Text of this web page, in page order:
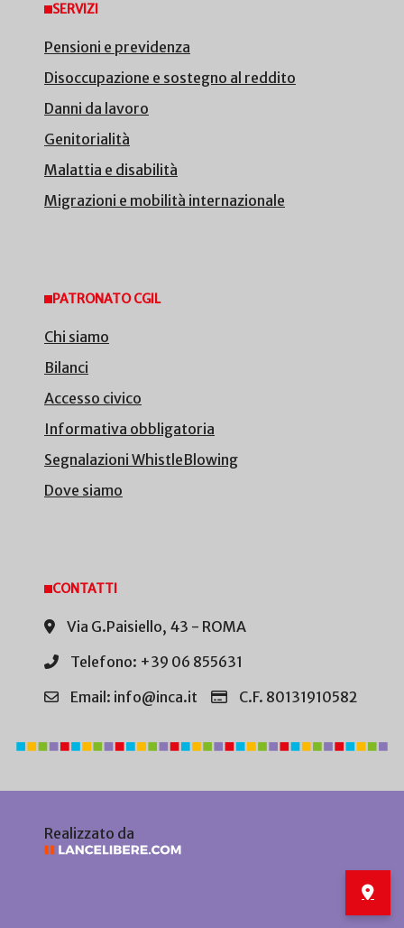
SERVIZI
Pensioni e previdenza
Disoccupazione e sostegno al reddito
Danni da lavoro
Genitorialità
Malattia e disabilità
Migrazioni e mobilità internazionale
PATRONATO CGIL
Chi siamo
Bilanci
Accesso civico
Informativa obbligatoria
Segnalazioni WhistleBlowing
Dove siamo
CONTATTI
Via G.Paisiello, 43 - ROMA
Telefono: +39 06 855631
Email: info@inca.it
C.F. 80131910582
Realizzato da